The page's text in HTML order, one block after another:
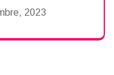
2023